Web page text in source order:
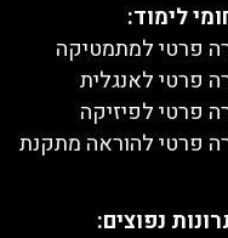
לימוד:
פרטי למתמטיקה
פרטי לאנגלית
פרטי לפיזיקה
פרטי להוראה מתקנת
נפוצים: